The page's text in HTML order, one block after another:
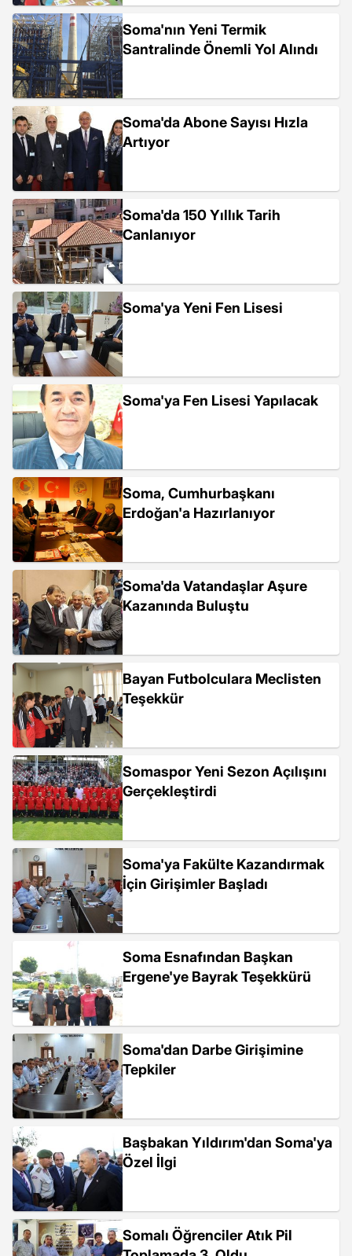
Soma'nın Yeni Termik
Santralinde Önemli Yol Alındı
Soma'da Abone Sayısı Hızla
Artıyor
Soma'da 150 Yıllık Tarih
Canlanıyor
Soma'ya Yeni Fen Lisesi
Soma'ya Fen Lisesi Yapılacak
Soma, Cumhurbaşkanı
Erdoğan'a Hazırlanıyor
Soma'da Vatandaşlar Aşure
Kazanında Buluştu
Bayan Futbolculara Meclisten
Teşekkür
Somaspor Yeni Sezon Açılışını
Gerçekleştirdi
Soma'ya Fakülte Kazandırmak
İçin Girişimler Başladı
Soma Esnafından Başkan
Ergene'ye Bayrak Teşekkürü
Soma'dan Darbe Girişimine
Tepkiler
Başbakan Yıldırım'dan Soma'ya
Özel İlgi
Somalı Öğrenciler Atık Pil